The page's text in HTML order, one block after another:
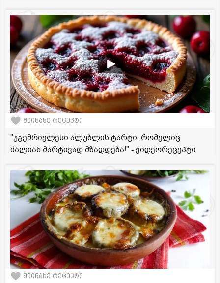
შეინახე რეცეპტი
"უგემრიელესი ალუბლის ტარტი, რომელიც
ძალიან მარტივად მზადდება!" - ვიდეორეცეპტი
შეინახე რეცეპტი